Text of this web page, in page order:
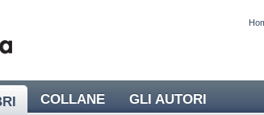
COLLANE GLI AUTORI